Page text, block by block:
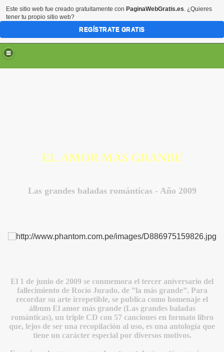
EL AMOR MÁS GRANDE
Las grandes baladas románticas - Año 2009
El 1 de junio de 2009 se conmemora el tercer aniversario del
fallecimiento de Rocío Jurado, de ”la más grande”. Para
recordar su arte irrepetible, se publica como homenaje el
álbum El amor más grande (Las grandes baladas
románticas), un triple CD con 57 canciones en formato libro
que, lejos de ser una recopilación al uso, es una antología que
tiene un carácter especial por diversos motivos.
Este sitio web fue creado gratuitamente con PaginaWebGratis.es. ¿Quieres
tener tu propio sitio web?
REGÍSTRATE GRATIS